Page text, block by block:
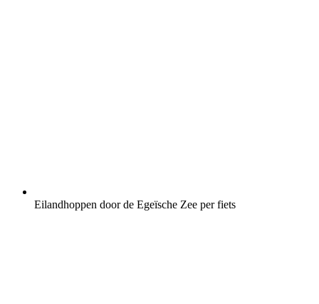
Eilandhoppen door de Egeïsche Zee per fiets